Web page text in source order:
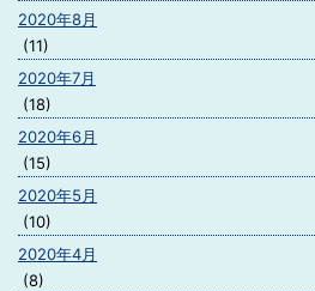
2020年8月
(11)
2020年7月
(18)
2020年6月
(15)
2020年5月
(10)
2020年4月
(8)